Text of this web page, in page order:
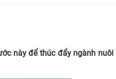
này để thúc đẩy ngành nuôi